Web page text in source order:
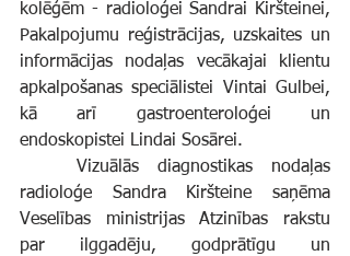
kolēģēm - radioloģei Sandrai Kiršteinei,
Pakalpojumu reģistrācijas, uzskaites un
informācijas nodaļas vecākajai klientu
apkalpošanas speciālistei Vintai Gulbei,
kā arī gastroenteroloģei un
endoskopistei Lindai Sosārei.
radioloģe Sandra Kiršteine saņēma
Veselības ministrijas Atzinības rakstu
par ilggadēju, godprātīgu un